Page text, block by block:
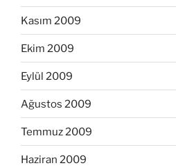
Kasım 2009
Ekim 2009
Eylül 2009
Ağustos 2009
Temmuz 2009
Haziran 2009